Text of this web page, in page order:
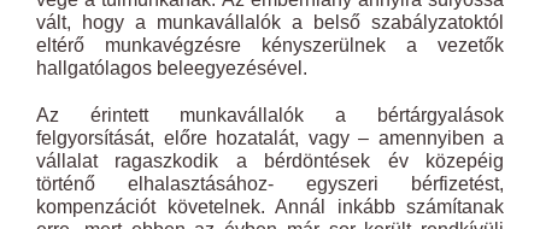
vált, hogy a munkavállalók a belső szabályzatoktól
eltérő munkavégzésre kényszerülnek a vezetők
hallgatólagos beleegyezésével.
Az érintett munkavállalók a bértárgyalások
felgyorsítását, előre hozatalát, vagy – amennyiben a
vállalat ragaszkodik a bérdöntések év közepéig
történő elhalasztásához- egyszeri bérfizetést,
kompenzációt követelnek. Annál inkább számítanak